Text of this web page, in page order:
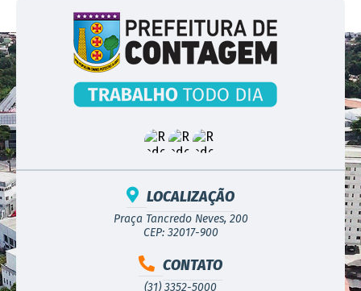
LOCALIZAÇÃO
Praça Tancredo Neves, 200
CEP: 32017-900
CONTATO
(31) 3352-5000